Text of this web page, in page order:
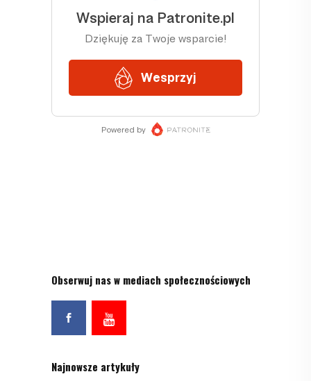
Obserwuj nas w mediach społecznościowych
Najnowsze artykuły